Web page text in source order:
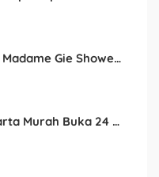
【Bundle 3 Pcs】Madame Gie Shower Glow – Solusi Perawatan Kulit dalam Satu Paket!
Sewa Mobil Jakarta Murah Buka 24 Jam : Kian Rental